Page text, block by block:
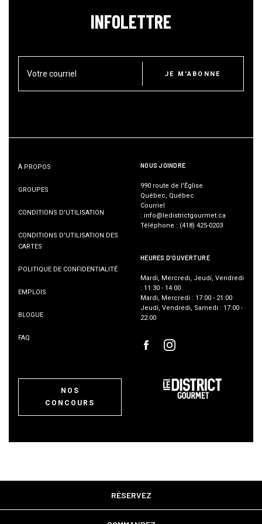
RÉSERVEZ
INFOLETTRE
Votre courriel JE M'ABONNE
À PROPOS
GROUPES
CONDITIONS D'UTILISATION
CONDITIONS D'UTILISATION DES
CARTES
POLITIQUE DE CONFIDENTIALITÉ
EMPLOIS
BLOGUE
FAQ
NOUS JOINDRE
990 route de l'Église
Québec, Québec
Courriel
: info@ledistrictgourmet.ca
Téléphone : (418) 425-0203
HEURES D'OUVERTURE
Mardi, Mercredi, Jeudi, Vendredi
: 11:30 - 14:00
Mardi, Mercredi : 17:00 - 21:00
Jeudi, Vendredi, Samedi : 17:00 -
22:00
NOS
CONCOURS